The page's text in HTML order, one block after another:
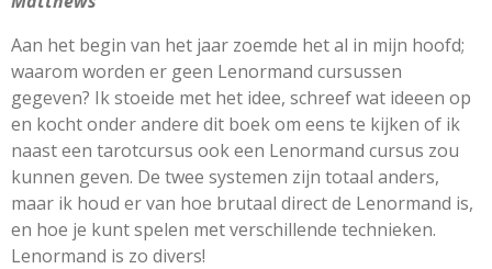
Aan het begin van het jaar zoemde het al in mijn hoofd;
waarom worden er geen Lenormand cursussen
gegeven? Ik stoeide met het idee, schreef wat ideeen op
en kocht onder andere dit boek om eens te kijken of ik
naast een tarotcursus ook een Lenormand cursus zou
kunnen geven. De twee systemen zijn totaal anders,
maar ik houd er van hoe brutaal direct de Lenormand is,
en hoe je kunt spelen met verschillende technieken.
Lenormand is zo divers!